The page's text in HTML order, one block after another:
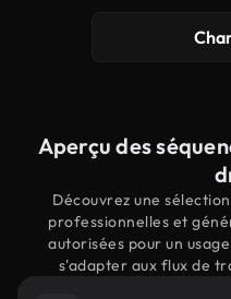
Aperçu des
Découvrez une
professionnelles et
autorisées pour un
s'adapter aux flux de